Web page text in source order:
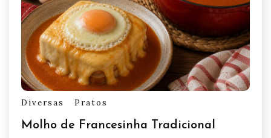
Diversas Pratos
Molho de Francesinha Tradicional